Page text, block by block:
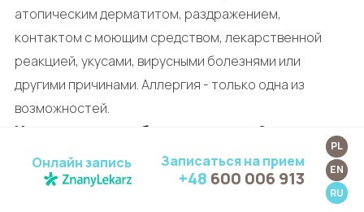
Онлайн запись Записаться на прием
+48 600 006 913
PL
EN
RU
атопическим дерматитом, раздражением,
контактом с моющим средством, лекарственной
реакцией, укусами, вирусными болезнями или
другими причинами. Аллергия - только одна из
возможностей.
Когда сыпь у ребенка срочная?
Срочной помощи требует сыпь с высокой
температурой, плохим общим состоянием, одышкой,
ригидностью затылка, светобоязнью, сонливостью,